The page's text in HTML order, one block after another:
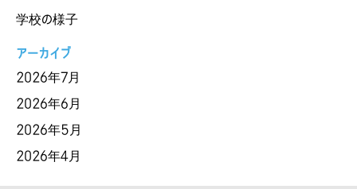
学校の様子
アーカイブ
2026年7月
2026年6月
2026年5月
2026年4月